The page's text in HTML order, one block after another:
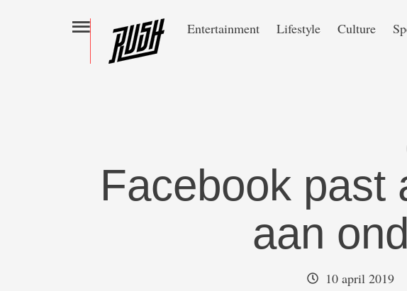
Entertainment Lifestyle Culture
Facebook past
aan
10 april 2019